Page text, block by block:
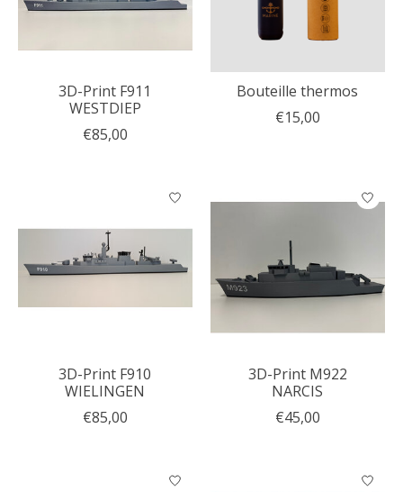
3D-Print F911
WESTDIEP
€85,00
Bouteille thermos
€15,00
3D-Print F910
WIELINGEN
€85,00
3D-Print M922
NARCIS
€45,00